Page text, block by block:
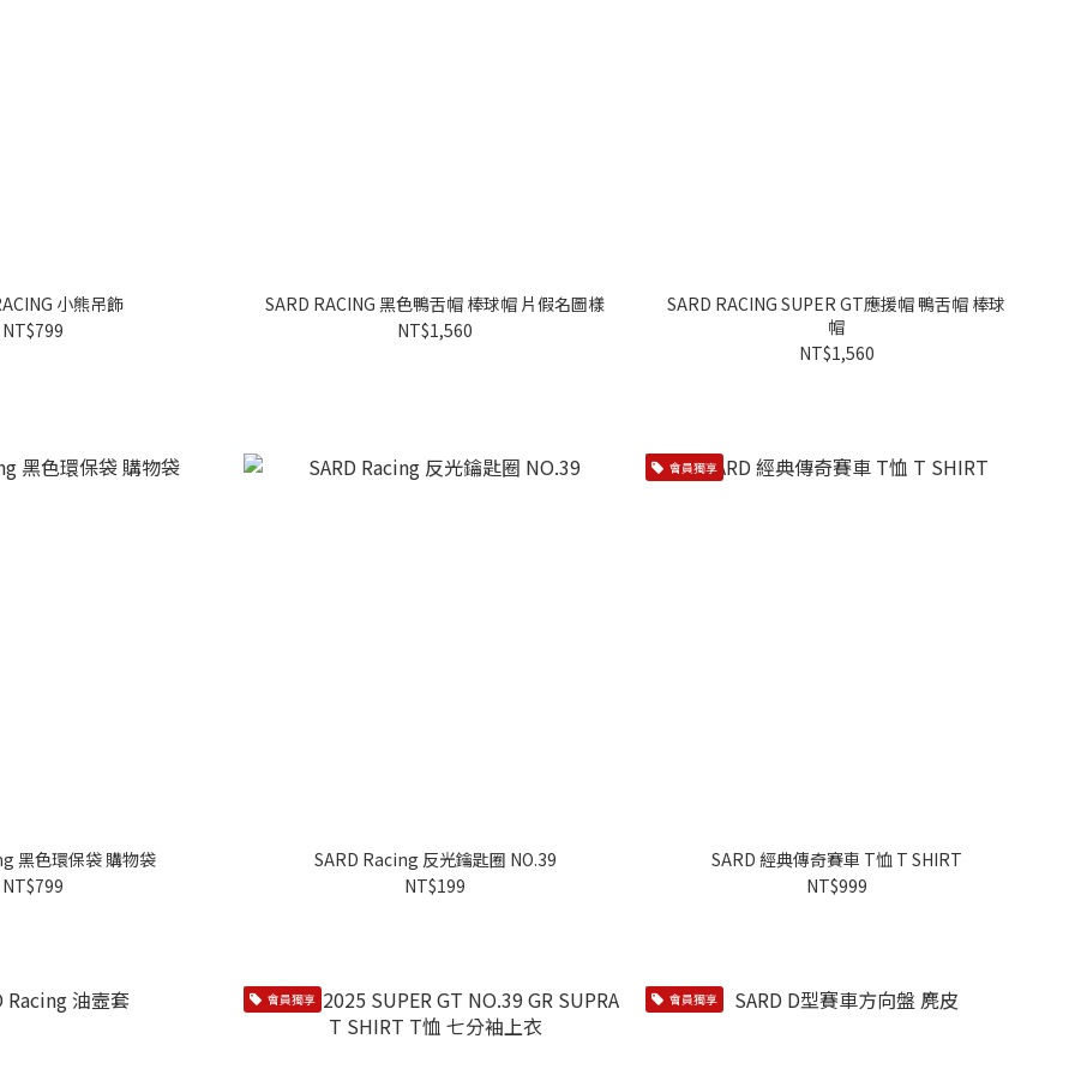
小熊吊飾
NT$799
SARD RACING 黑色鴨舌帽 棒球帽 片假名圖樣
NT$1,560
SARD RACING SUPER GT應援帽 鴨舌帽 棒球
帽
NT$1,560
黑色環保袋 購物袋
NT$799
SARD Racing 反光鑰匙圈 NO.39
NT$199
會員獨享
SARD 經典傳奇賽車 T恤 T SHIRT
NT$999
會員獨享 會員獨享